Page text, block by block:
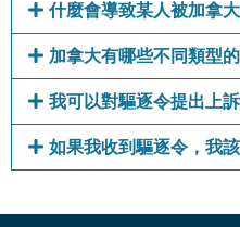
什麼會導致某人被加拿
加拿大有哪些不同類型
我可以對驅逐令提出上
如果我收到驅逐令，我